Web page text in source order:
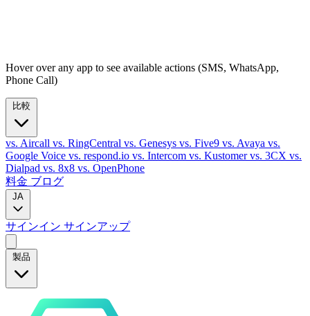
Hover over any app to see available actions (SMS, WhatsApp,
Phone Call)
vs. Aircall vs. RingCentral vs. Genesys vs. Five9 vs. Avaya vs.
Google Voice vs. respond.io vs. Intercom vs. Kustomervs. 3CX vs.
Dialpad vs. 8x8 vs. OpenPhone
料金 ブログ
JA
サインイン サインアップ
製品